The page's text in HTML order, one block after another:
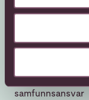
Bærekraft og
samfunnsansvar